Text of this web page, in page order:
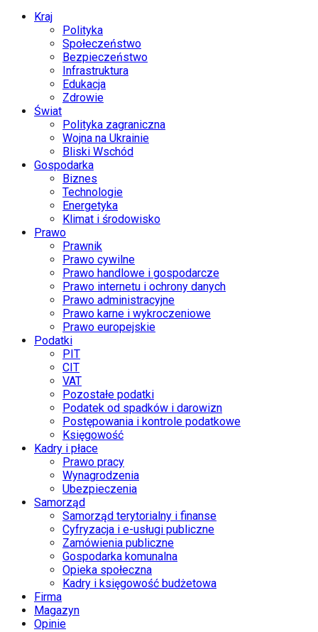
Kraj
Polityka
Społeczeństwo
Bezpieczeństwo
Infrastruktura
Edukacja
Zdrowie
Świat
Polityka zagraniczna
Wojna na Ukrainie
Bliski Wschód
Gospodarka
Biznes
Technologie
Energetyka
Klimat i środowisko
Prawo
Prawnik
Prawo cywilne
Prawo handlowe i gospodarcze
Prawo internetu i ochrony danych
Prawo administracyjne
Prawo karne i wykroczeniowe
Prawo europejskie
Podatki
PIT
CIT
VAT
Pozostałe podatki
Podatek od spadków i darowizn
Postępowania i kontrole podatkowe
Księgowość
Kadry i płace
Prawo pracy
Wynagrodzenia
Ubezpieczenia
Samorząd
Samorząd terytorialny i finanse
Cyfryzacja i e-usługi publiczne
Zamówienia publiczne
Gospodarka komunalna
Opieka społeczna
Kadry i księgowość budżetowa
Firma
Magazyn
Opinie